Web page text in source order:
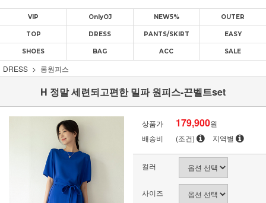
VIP OnlyOJ NEW5% OUTER
TOP DRESS PANTS/SKIRT EASY
SHOES BAG ACC SALE
DRESS 롱원피스
H 정말 세련되고편한 밀파 원피스-끈벨트set
상품가 179,900원
배송비
(조건) 지역별
컬러
사이즈